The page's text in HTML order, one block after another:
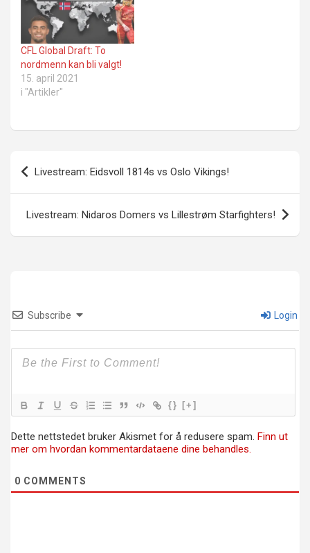
CFL Global Draft: To
nordmenn kan bli valgt!
15. april 2021
i "Artikler"
Innleggsnavigasjon
Livestream: Eidsvoll 1814s vs Oslo Vikings!
Livestream: Nidaros Domers vs Lillestrøm Starfighters!
Subscribe Login
{} [+]
Dette nettstedet bruker Akismet for å redusere spam. Finn ut
mer om hvordan kommentardataene dine behandles.
0 COMMENTS